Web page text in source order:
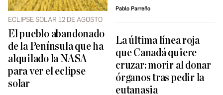
ECLIPSE SOLAR 12 DE AGOSTO
El pueblo abandonado
de la Península que ha
alquilado la NASA
para ver el eclipse
solar
Pablo Parreño
La última línea roja
que Canadá quiere
cruzar: morir al donar
órganos tras pedir la
eutanasia